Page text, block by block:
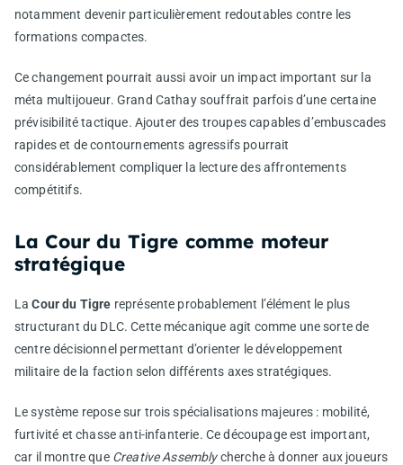
notamment devenir particulièrement redoutables contre les
formations compactes.
Ce changement pourrait aussi avoir un impact important sur la
méta multijoueur. Grand Cathay souffrait parfois d’une certaine
prévisibilité tactique. Ajouter des troupes capables d’embuscades
rapides et de contournements agressifs pourrait
considérablement compliquer la lecture des affrontements
compétitifs.
La Cour du Tigre comme moteur
stratégique
LaCour du Tigre représente probablement l’élément le plus
structurant du DLC. Cette mécanique agit comme une sorte de
centre décisionnel permettant d’orienter le développement
militaire de la faction selon différents axes stratégiques.
Le système repose sur trois spécialisations majeures : mobilité,
furtivité et chasse anti-infanterie. Ce découpage est important,
car il montre que Creative Assemblycherche à donner aux joueurs